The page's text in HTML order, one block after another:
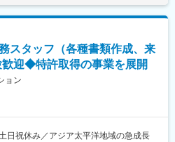
スタッフ（各種書類作成、来
迎◆特許取得の事業を展開
ョン
祝休み／アジア太平洋地域の急成長